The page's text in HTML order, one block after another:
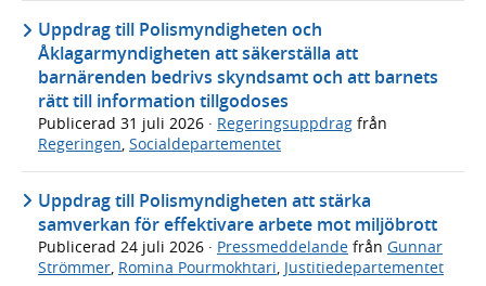
Uppdrag till Polismyndigheten och
Åklagarmyndigheten att säkerställa att
barnärenden bedrivs skyndsamt och att barnets
rätt till information tillgodoses
Publicerad 31 juli 2026 · Regeringsuppdrag från
Regeringen, Socialdepartementet
Uppdrag till Polismyndigheten att stärka
samverkan för effektivare arbete mot miljöbrott
Publicerad 24 juli 2026 · Pressmeddelande från Gunnar
Strömmer, Romina Pourmokhtari, Justitiedepartementet